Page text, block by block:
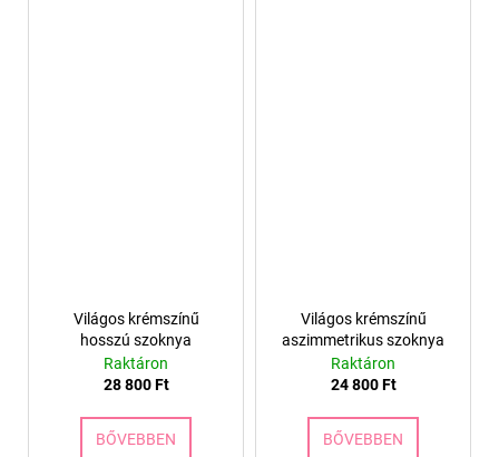
Világos krémszínű
hosszú szoknya
Raktáron
28 800 Ft
BŐVEBBEN
Világos krémszínű
aszimmetrikus szoknya
Raktáron
24 800 Ft
BŐVEBBEN